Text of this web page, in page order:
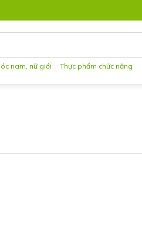
nam, nữ giới Thực phẩm chức năng